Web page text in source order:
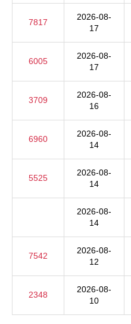
7817
2026-08-
17
6005
2026-08-
17
3709
2026-08-
16
6960
2026-08-
14
5525
2026-08-
14
2026-08-
14
7542
2026-08-
12
2348
2026-08-
10